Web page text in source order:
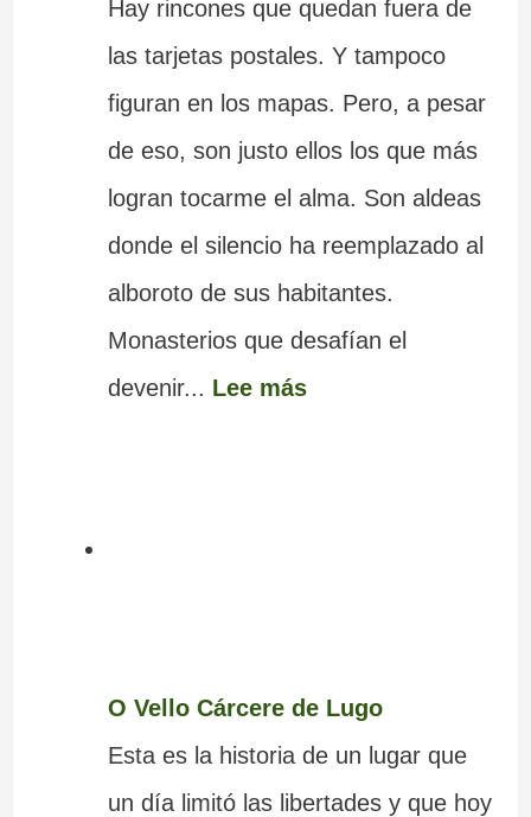
Hay rincones que quedan fuera de
las tarjetas postales. Y tampoco
figuran en los mapas. Pero, a pesar
de eso, son justo ellos los que más
logran tocarme el alma. Son aldeas
donde el silencio ha reemplazado al
alboroto de sus habitantes.
Monasterios que desafían el
devenir... Lee más
O Vello Cárcere de Lugo
Esta es la historia de un lugar que
un día limitó las libertades y que hoy